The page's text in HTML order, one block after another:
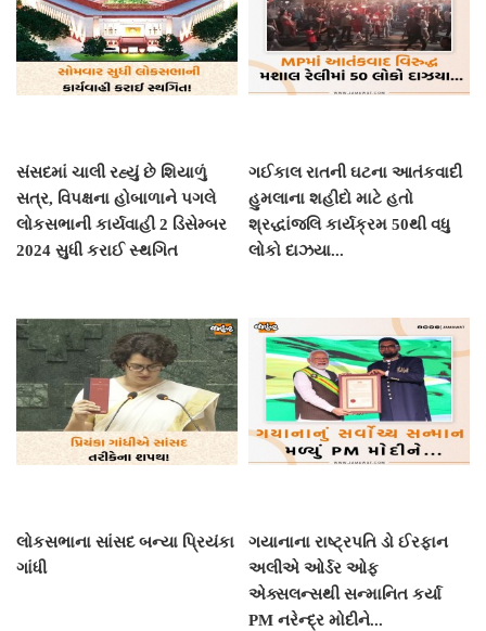
સંસદમાં ચાલી રહ્યું છે શિયાળું
સત્ર, વિપક્ષના હોબાળાને પગલે
લોકસભાની કાર્યવાહી 2 ડિસેમ્બર
2024 સુધી કરાઈ સ્થગિત
ગઈકાલ રાતની ઘટના આતંકવાદી
હુમલાના શહીદો માટે હતો
શ્રદ્ધાંજલિ કાર્યક્રમ 50થી વધુ
લોકો દાઝયા...
લોકસભાના સાંસદ બન્યા પ્રિયંકા
ગાંધી
ગયાનાના રાષ્ટ્રપતિ ડો ઈરફાન
અલીએ ઓર્ડર ઓફ
એક્સલન્સથી સન્માનિત કર્યા
PM નરેન્દ્ર મોદીને...